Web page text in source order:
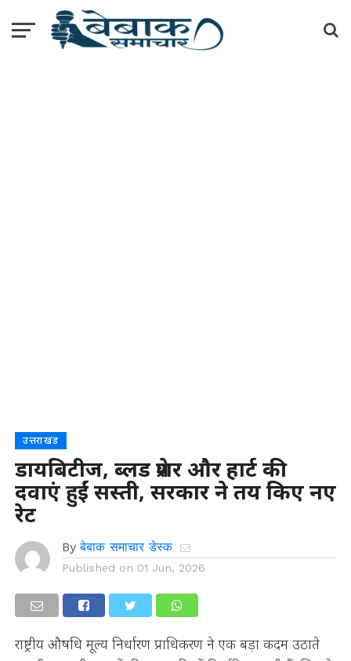
उत्तराखंड
डायबिटीज, ब्लड प्रेशर और हार्ट की
दवाएं हुईं सस्ती, सरकार ने तय किए नए
रेट
By बेबाक समाचार डेस्क
Published on 01 Jun, 2026
राष्ट्रीय औषधि मूल्य निर्धारण प्राधिकरण ने एक बड़ा कदम उठाते